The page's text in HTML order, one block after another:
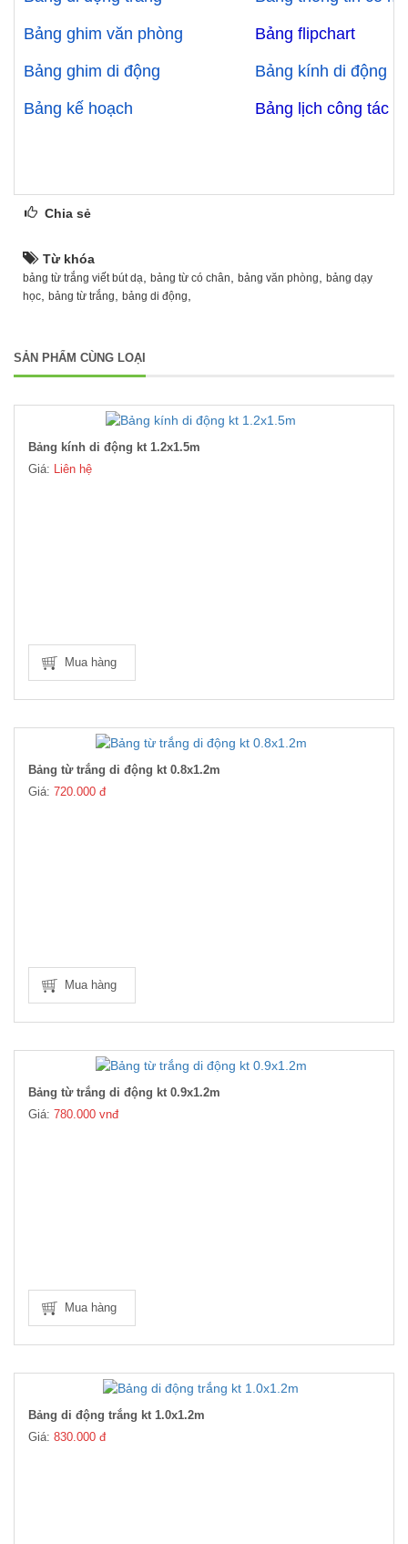
Bảng ghim văn phòng
Bảng ghim di động
Bảng kế hoạch ​
Bảng flipchart
Bảng kính di động
Bảng lịch công tác
Chia sẻ
Từ khóa
bảng từ trắng viết bút dạ bảng từ có chân bảng văn phòng
bảng dạy
học bảng từ trắng bảng di động
SẢN PHẨM CÙNG LOẠI
Bảng kính di động kt 1.2x1.5m
Giá: Liên hệ
Mua hàng
Bảng từ trắng di động kt 0.8x1.2m
Giá: 720.000 đ
Mua hàng
Bảng từ trắng di động kt 0.9x1.2m
Giá: 780.000 vnđ
Mua hàng
Bảng di động trắng kt 1.0x1.2m
Giá: 830.000 đ